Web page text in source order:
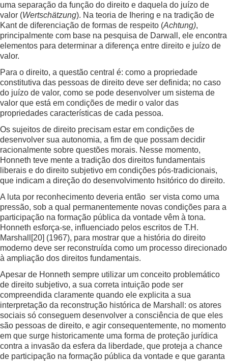
uma separação da função do direito e daquela do juízo de
valor (Wertschätzung). Na teoria de Ihering e na tradição de
Kant de diferenciação de formas de respeito (Achtung),
principalmente com base na pesquisa de Darwall, ele encontra
elementos para determinar a diferença entre direito e juízo de
valor.
Para o direito, a questão central é: como a propriedade
constitutiva das pessoas de direito deve ser definida; no caso
do juízo de valor, como se pode desenvolver um sistema de
valor que está em condições de medir o valor das
propriedades características de cada pessoa.
Os sujeitos de direito precisam estar em condições de
desenvolver sua autonomia, a fim de que possam decidir
racionalmente sobre questões morais. Nesse momento,
Honneth teve mente a tradição dos direitos fundamentais
liberais e do direito subjetivo em condições pós-tradicionais,
que indicam a direção do desenvolvimento hsitórico do direito.
A luta por reconhecimento deveria então ser vista como uma
pressão, sob a qual permanentemente novas condições para a
participação na formação pública da vontade vêm à tona.
Honneth esforça-se, influenciado pelos escritos de T.H.
Marshall
[20] (1967), para mostrar que a história do direito
moderno deve ser reconstruída como um processo direcionado
à ampliação dos direitos fundamentais.
Apesar de Honneth sempre utilizar um conceito problemático
de direito subjetivo, a sua correta intuição pode ser
compreendida claramente quando ele explicita a sua
interpretação da reconstrução histórica de Marshall: os atores
sociais só conseguem desenvolver a consciência de que eles
são pessoas de direito, e agir consequentemente, no momento
em que surge historicamente uma forma de proteção jurídica
contra a invasão da esfera da liberdade, que proteja a chance
de participação na formação pública da vontade e que garanta